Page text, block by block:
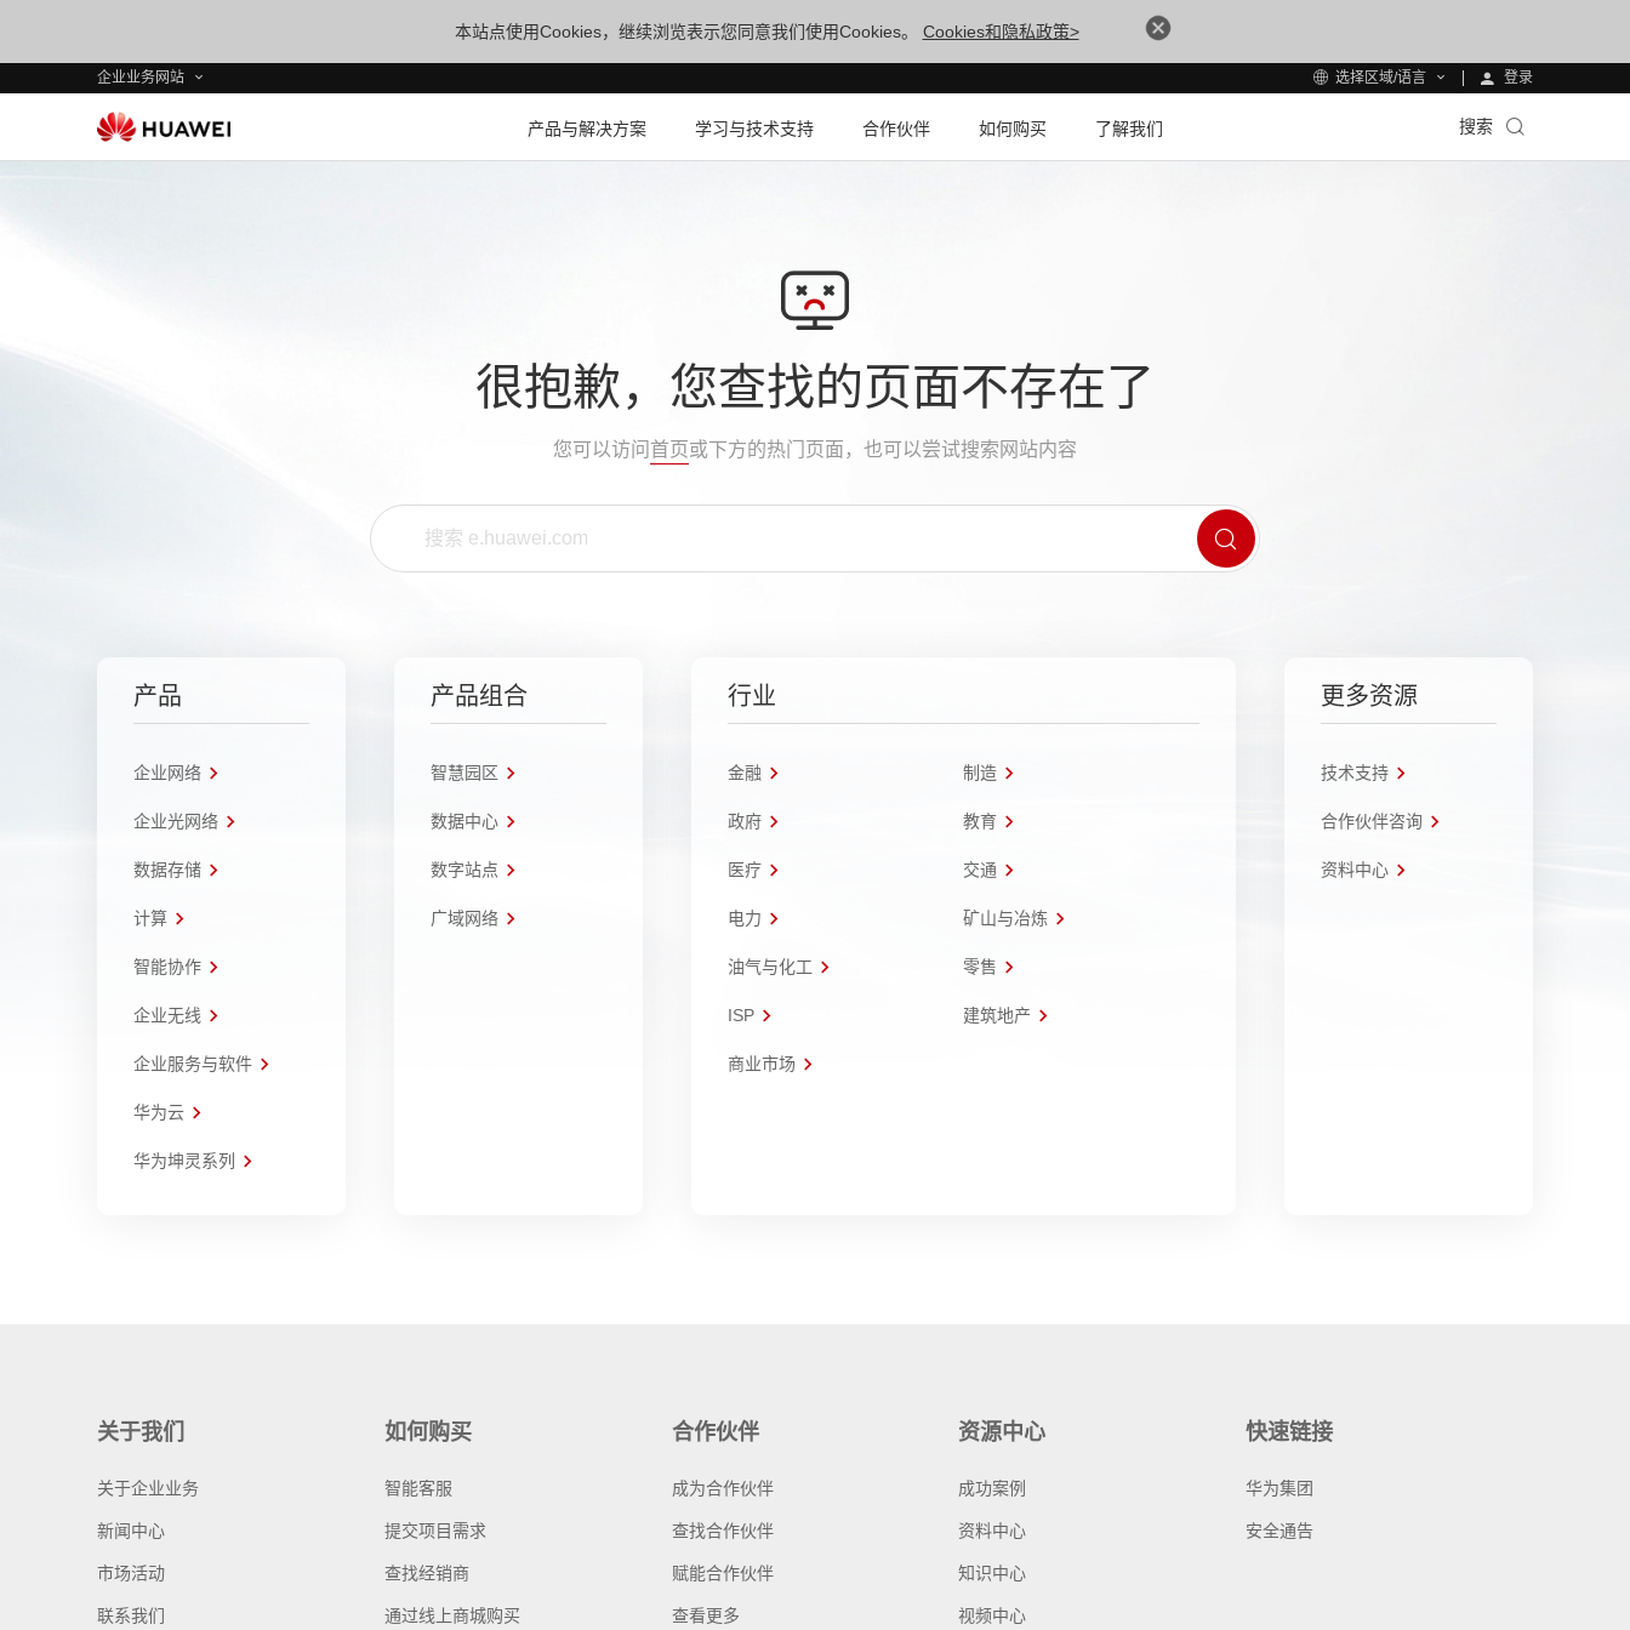
本站点使用Cookies，继续浏览表示您同意我们使用Cookies。 Cookies和隐私政策>
企业业务网站 选择区域/语言 登录
产品与解决方案 学习与技术支持 合作伙伴 如何购买 了解我们 搜索
很抱歉，您查找的页面不存在了
您可以访问 首页或下方的热门页面，也可以尝试搜索网站内容
产品
企业网络
企业光网络
数据存储
计算
智能协作
企业无线
企业服务与软件
华为云
华为坤灵系列
产品组合
智慧园区
数据中心
数字站点
广域网络
行业
金融 制造
政府 教育
医疗 交通
电力 矿山与冶炼
油气与化工 零售
ISP 建筑地产
商业市场
更多资源
技术支持
合作伙伴咨询
资料中心
关于我们
关于企业业务
新闻中心
市场活动
联系我们
如何购买
智能客服
提交项目需求
查找经销商
通过线上商城购买
合作伙伴
成为合作伙伴
查找合作伙伴
赋能合作伙伴
查看更多
资源中心
成功案例
资料中心
知识中心
视频中心
快速链接
华为集团
安全通告